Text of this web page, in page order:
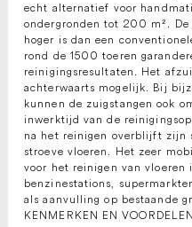
echt alternatief voor
ondergronden tot 200 m².
hoger is dan een
rond de 1500 toeren
reinigingsresultaten. Het
achterwaarts mogelijk. Bij
kunnen de zuigstangen ook
inwerktijd van de
na het reinigen overblijft zijn
stroeve vloeren. Het zeer
voor het reinigen van vloeren
benzinestations,
als aanvulling op bestaande
KENMERKEN EN